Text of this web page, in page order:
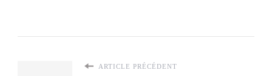
ARTICLE PRÉCÉDENT